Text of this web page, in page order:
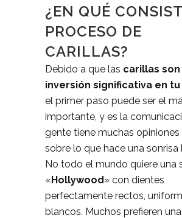
¿EN QUÉ
PROCESO DE
CARILLAS?
Debido a que las carillas son
inversión significativa en
el primer paso puede ser el
importante, y es la
gente tiene muchas
sobre lo que hace una sonrisa
No todo el mundo quiere una
«Hollywood» con dientes
perfectamente rectos,
blancos. Muchos prefieren